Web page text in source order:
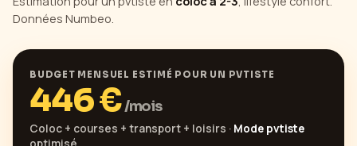
Données Numbeo.
BUDGET MENSUEL ESTIMÉ POUR UN PVTISTE
446€/mois
Coloc + courses + transport + loisirs · Mode pvtiste